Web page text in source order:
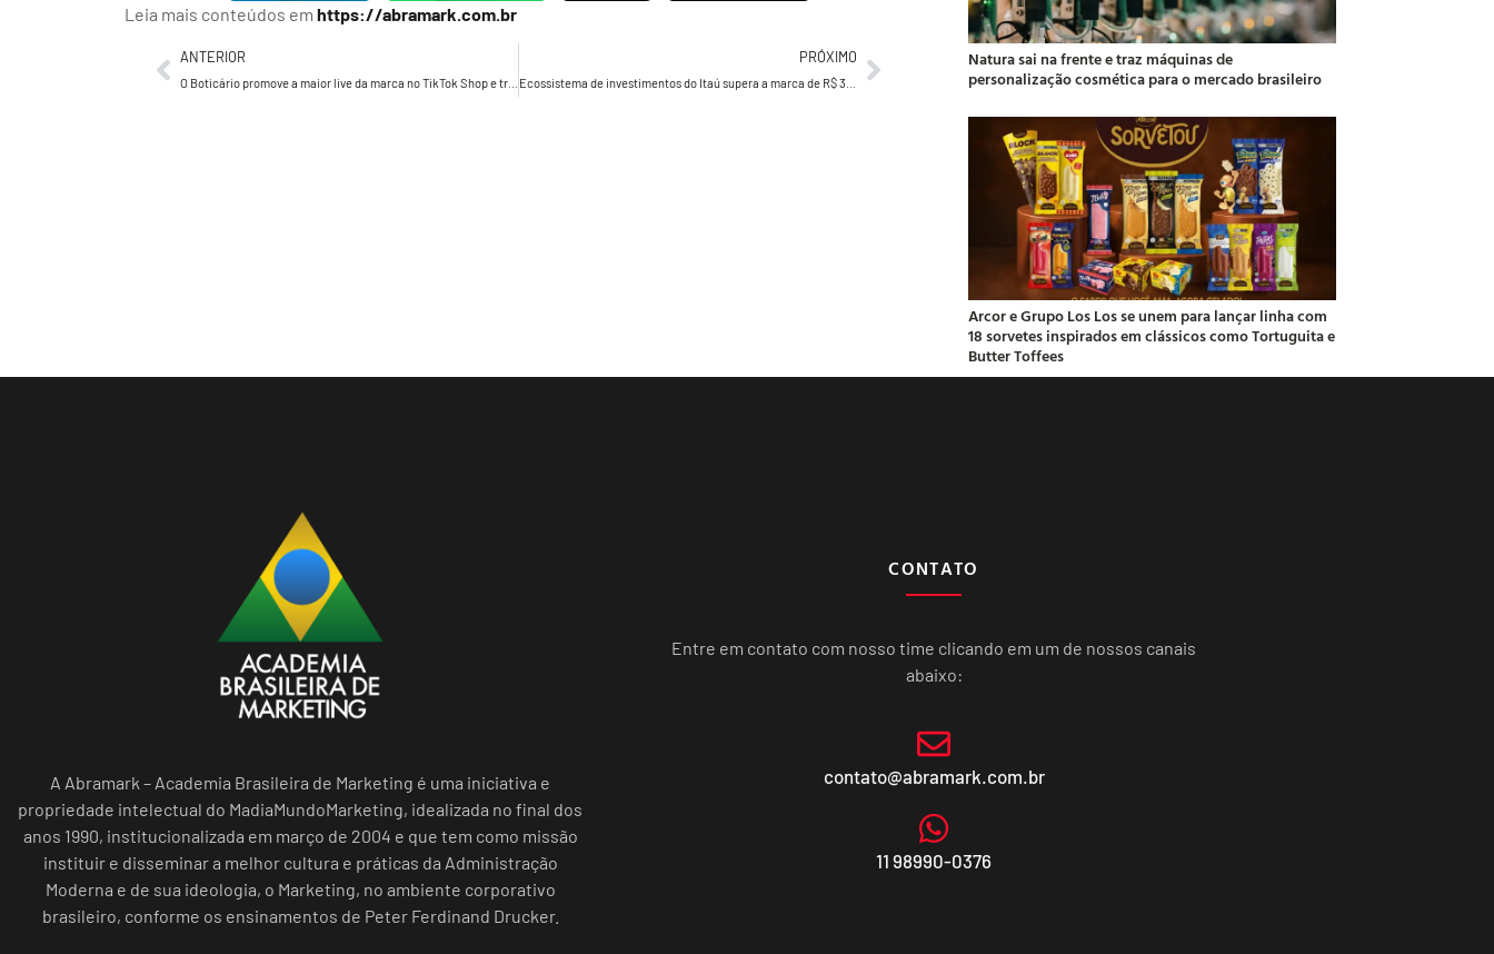
Leia mais conteúdos em https://abramark.com.br
ANTERIOR PRÓXIMO
Natura sai na frente e traz máquinas de
personalização cosmética para o mercado brasileiro
Arcor e Grupo Los Los se unem para lançar linha com
18 sorvetes inspirados em clássicos como Tortuguita e
Butter Toffees
A Abramark – Academia Brasileira de Marketing é uma iniciativa e
propriedade intelectual do MadiaMundoMarketing, idealizada no final dos
anos 1990, institucionalizada em março de 2004 e que tem como missão
instituir e disseminar a melhor cultura e práticas da Administração
Moderna e de sua ideologia, o Marketing, no ambiente corporativo
brasileiro, conforme os ensinamentos de Peter Ferdinand Drucker.
CONTATO
Entre em contato com nosso time clicando em um de nossos canais
abaixo:
contato@abramark.com.br
11 98990-0376